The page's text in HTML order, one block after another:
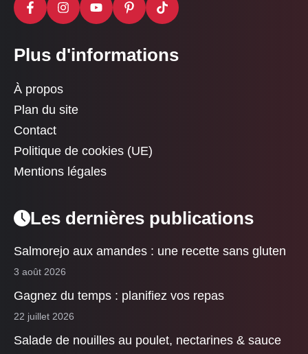
Plus d'informations
À propos
Plan du site
Contact
Politique de cookies (UE)
Mentions légales
Les dernières publications
Salmorejo aux amandes : une recette sans gluten
3 août 2026
Gagnez du temps : planifiez vos repas
22 juillet 2026
Salade de nouilles au poulet, nectarines & sauce